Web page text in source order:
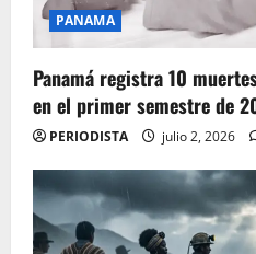
PANAMA
Panamá registra 10
en el primer semestre de
PERIODISTA julio 2, 2026